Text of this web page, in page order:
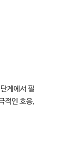
계에서 필
적인 호응,